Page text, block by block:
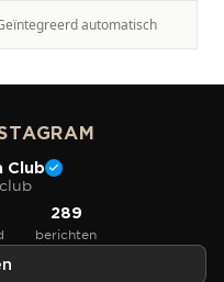
automatisch
Club
289
berichten